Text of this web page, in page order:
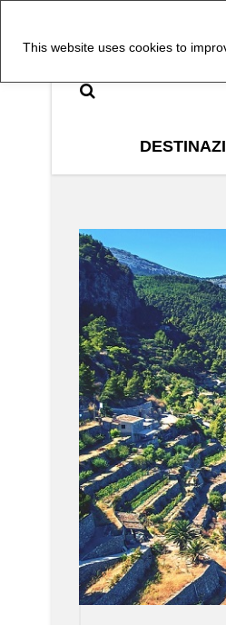
This website uses cookies to